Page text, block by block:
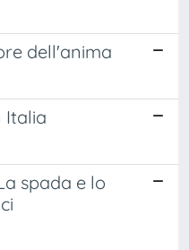
dell'anima
Italia
spada e lo